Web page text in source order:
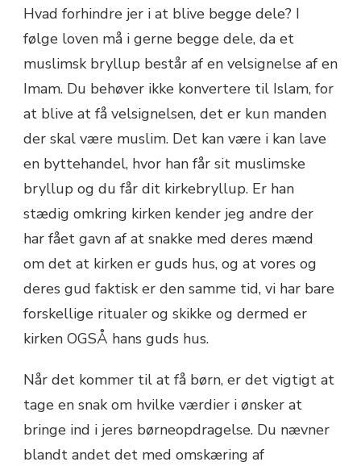
Hvad forhindre jer i at blive begge dele? I
følge loven må i gerne begge dele, da et
muslimsk bryllup består af en velsignelse af en
Imam. Du behøver ikke konvertere til Islam, for
at blive at få velsignelsen, det er kun manden
der skal være muslim. Det kan være i kan lave
en byttehandel, hvor han får sit muslimske
bryllup og du får dit kirkebryllup. Er han
stædig omkring kirken kender jeg andre der
har fået gavn af at snakke med deres mænd
om det at kirken er guds hus, og at vores og
deres gud faktisk er den samme tid, vi har bare
forskellige ritualer og skikke og dermed er
kirken OGSÅ hans guds hus.
Når det kommer til at få børn, er det vigtigt at
tage en snak om hvilke værdier i ønsker at
bringe ind i jeres børneopdragelse. Du nævner
blandt andet det med omskæring af